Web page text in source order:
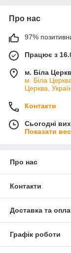
Про нас
97%
Працює з
м. Біла
м. Біла
Церква,
Контакти
Сьогодні
Показати
Про нас
Контакти
Доставка та
Графік роботи